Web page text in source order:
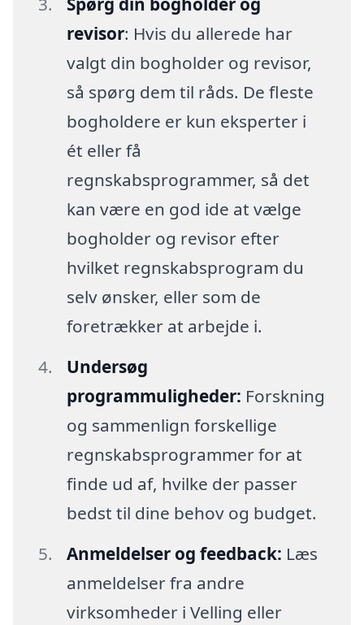
revisor: Hvis du allerede har
valgt din bogholder og revisor,
så spørg dem til råds. De fleste
bogholdere er kun eksperter i
ét eller få
regnskabsprogrammer, så det
kan være en god ide at vælge
bogholder og revisor efter
hvilket regnskabsprogram du
selv ønsker, eller som de
foretrækker at arbejde i.
Undersøg
programmuligheder: Forskning
og sammenlign forskellige
regnskabsprogrammer for at
finde ud af, hvilke der passer
bedst til dine behov og budget.
Anmeldelser og feedback: Læs
anmeldelser fra andre
virksomheder i Velling eller